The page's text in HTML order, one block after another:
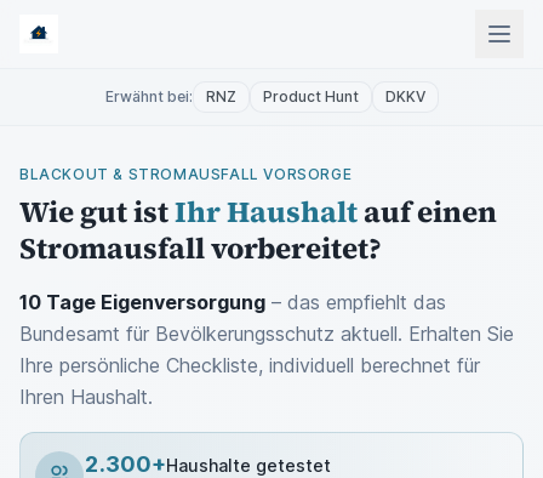
Erwähnt bei: RNZ Product Hunt DKKV
BLACKOUT & STROMAUSFALL VORSORGE
Wie gut istIhr Haushaltauf einen
Stromausfall vorbereitet?
10 Tage Eigenversorgung – das empfiehlt das
Bundesamt für Bevölkerungsschutz aktuell. Erhalten Sie
Ihre persönliche Checkliste, individuell berechnet für
Ihren Haushalt.
2.300+Haushalte getestet